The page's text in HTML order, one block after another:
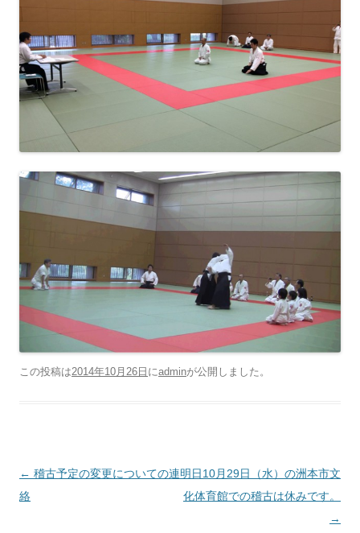
この投稿は2014年10月26日 にadminが公開しました 。
投稿ナビゲーション
← 稽古予定の変更についての連
絡
明日10月29日（水）の洲本市文
化体育館での稽古は休みです。
→